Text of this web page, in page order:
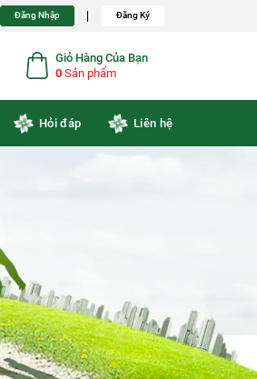
Đăng Nhập Đăng Ký
Giỏ Hàng Của Bạn
0 Sản phẩm
Hỏi đáp Liên hệ